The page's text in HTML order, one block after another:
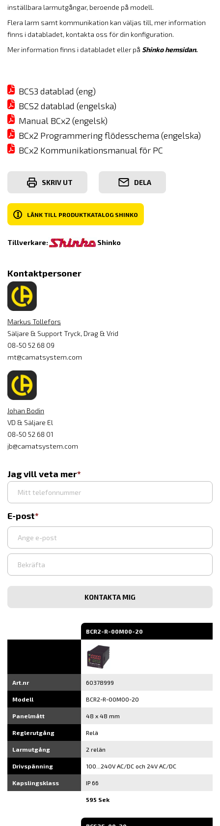
inställbara larmutgångar, beroende på modell.
Flera larm samt kommunikation kan väljas till, mer information
finns i databladet, kontakta oss för din konfiguration.
Mer information finns i databladet eller på Shinko hemsidan.
BCS3 datablad (eng)
BCS2 datablad (engelska)
Manual BCx2 (engelsk)
BCx2 Programmering flödesschema (engelska)
BCx2 Kommunikationsmanual för PC
SKRIV UT DELA
I LÄNK TILL PRODUKTKATALOG SHINKO
Tillverkare: Shinko
Kontaktpersoner
Markus Tollefors
Säljare & Support Tryck, Drag & Vrid
08-50 52 68 09
mt@camatsystem.com
Johan Bodin
VD & Säljare El
08-50 52 68 01
jb@camatsystem.com
Jag vill veta mer
E-post
Ange
e-
Bekräfta
post
BCR2-R-00M00-20
Art.nr 60378999
Modell BCR2-R-00M00-20
Panelmått 48 x 48 mm
Reglerutgång Relä
Larmutgång 2 relän
Drivspänning 100...240V AC/DC och 24V AC/DC
Kapslingsklass IP 66
595 Sek